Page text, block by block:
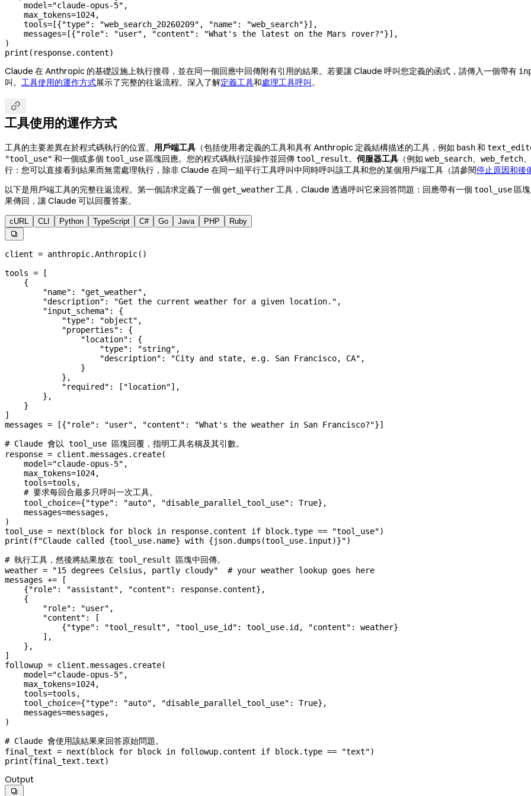
    model
="claude-opus-5" ,
    max_tokens
=1024,
    tools
= [{"type" : "web_search_20260209" , "name" : "web_search"}],
    messages
= [{"role" : "user" , "content" : "What's the latest on the Mars rover?"}],
)
print (response.content)
Claude 在 Anthropic 的基礎設施上執行搜尋，並在同一個回應中回傳附有引用的結果。若要讓 Claude 呼叫您定義的函式，請傳入一個帶有
叫。 工具使用的運作方式展示了完整的往返流程。深入了解定義工具和處理工具呼叫。

工具使用的運作方式
工具的主要差異在於程式碼執行的位置。 用戶端工具 （包括使用者定義的工具和具有 Anthropic 定義結構描述的工具，例如 bash和
"tool_use" 和一個或多個 tool_use區塊回應。您的程式碼執行該操作並回傳tool_result。 伺服器工具 （例如 web_search、 web_fetch、
行：您可以直接看到結果而無需處理執行，除非 Claude 在同一組平行工具呼叫中同時呼叫該工具和您的某個用戶端工具（請參閱停止原因和後
以下是用戶端工具的完整往返流程。第一個請求定義了一個 get_weather工具，Claude 透過呼叫它來回答問題：回應帶有一個 tool_use區
果傳回，讓 Claude 可以回覆答案。
cURL CLI Python TypeScript C# Go Java PHP Ruby

client = anthropic.Anthropic()
tools = [
    {
        "name"
: "get_weather" ,
        "description"
: "Get the current weather for a given location." ,
        "input_schema"
: {
            "type"
: "object" ,
            "properties"
: {
                "location"
: {
                    "type"
: "string" ,
                    "description"
: "City and state, e.g. San Francisco, CA" ,
                }
            },
            "required"
: [ "location"],
        },
    }
]
messages = [{"role" : "user" , "content" : "What's the weather in San Francisco?"}]
# Claude 會以 tool_use 區塊回覆，指明工具名稱及其引數。
response = client.messages.create(
    model
="claude-opus-5" ,
    max_tokens
=1024,
    tools
=tools,
    # 要求每回合最多只呼叫一次工具。
    tool_choice
={"type" : "auto" , "disable_parallel_tool_use" : True},
    messages
=messages,
)
tool_use = next (block for block in response.content if block.type == "tool_use")
print (f"Claude called {tool_use.name} with {json.dumps(tool_use.input)}")
# 執行工具，然後將結果放在 tool_result 區塊中回傳。
weather = "15 degrees Celsius, partly cloudy"
  # your weather lookup goes here
messages += [
    {
"role" : "assistant" , "content" : response.content},
    {
        "role"
: "user" ,
        "content"
: [
            {
"type" : "tool_result" , "tool_use_id" : tool_use.id, "content" : weather}
        ],
    },
]
followup = client.messages.create(
    model
="claude-opus-5" ,
    max_tokens
=1024,
    tools
=tools,
    tool_choice
={"type" : "auto" , "disable_parallel_tool_use" : True},
    messages
=messages,
)
# Claude 會使用該結果來回答原始問題。
final_text = next (block for block in followup.content if block.type == "text")
print (final_text.text)
Output
